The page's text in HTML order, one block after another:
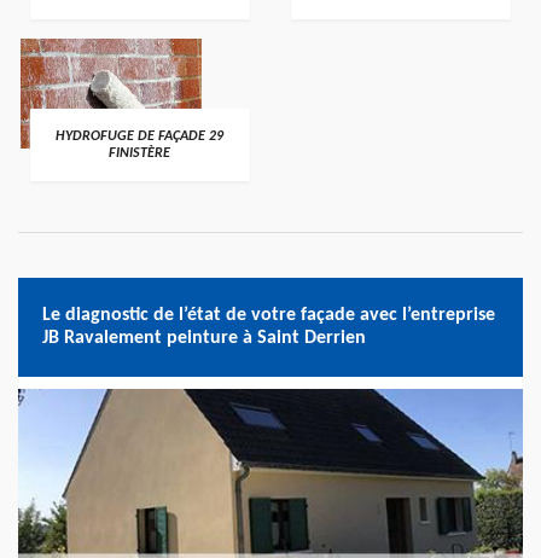
HYDROFUGE DE FAÇADE 29
FINISTÈRE
Le diagnostic de l’état de votre façade avec l’entreprise
JB Ravalement peinture à Saint Derrien